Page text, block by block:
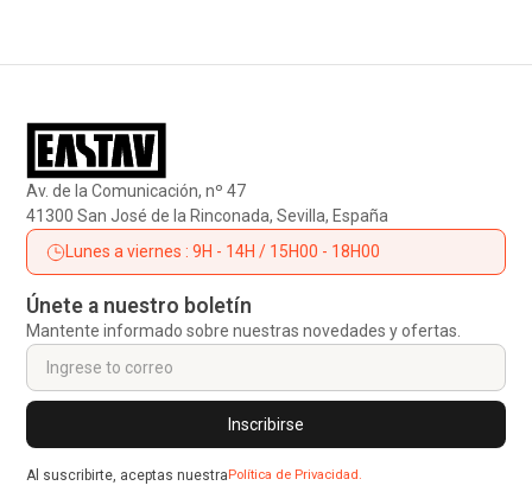
Av. de la Comunicación, nº 47
41300 San José de la Rinconada, Sevilla, España
Lunes a viernes : 9H - 14H / 15H00 - 18H00
Únete a nuestro boletín
Mantente informado sobre nuestras novedades y ofertas.
Al suscribirte, aceptas nuestra Política de Privacidad.